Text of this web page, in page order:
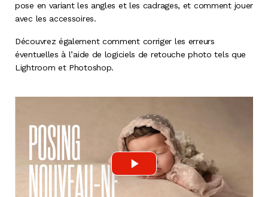
pose en variant les angles et les cadrages, et comment jouer
avec les accessoires.
Découvrez également comment corriger les erreurs
éventuelles à l’aide de logiciels de retouche photo tels que
Lightroom et Photoshop.